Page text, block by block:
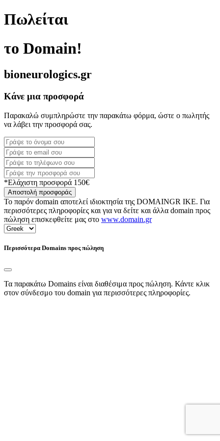
Πωλείται
το Domain!
bioneurologics.gr
Κάνε μια προσφορά
Παρακαλώ συμπληρώστε την παρακάτω φόρμα, ώστε ο πωλητής
να λάβει την προσφορά σας.
*Ελάχιστη προσφορά 150€
Αποστολή προσφοράς
Το παρόν domain αποτελεί ιδιοκτησία της DOMAINGR ΙΚΕ. Για
περισσότερες πληροφορίες και για να δείτε και άλλα domain προς
πώληση επισκεφθείτε μας στο www.domain.gr
Περισσότερα Domains προς πώληση
Τα παρακάτω Domains είναι διαθέσιμα προς πώληση. Κάντε κλικ
στον σύνδεσμο του domain για περισσότερες πληροφορίες.